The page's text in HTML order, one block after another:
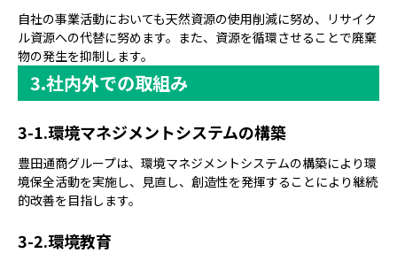
自社の事業活動においても天然資源の使用削減に努め、リサイク
ル資源への代替に努めます。また、資源を循環させることで廃棄
物の発生を抑制します。
社内外での取組み
環境マネジメントシステムの構築
豊田通商グループは、環境マネジメントシステムの構築により環
境保全活動を実施し、見直し、創造性を発揮することにより継続
的改善を目指します。
環境教育